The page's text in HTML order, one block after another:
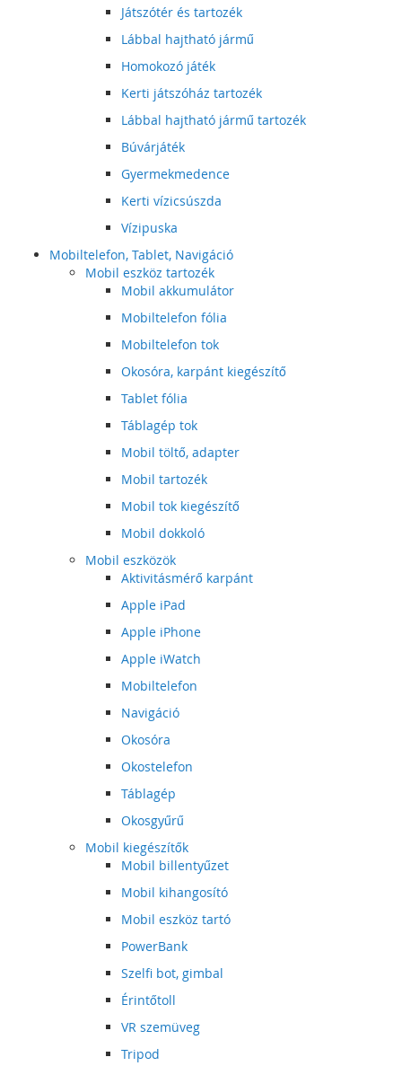
Játszótér és tartozék
Lábbal hajtható jármű
Homokozó játék
Kerti játszóház tartozék
Lábbal hajtható jármű tartozék
Búvárjáték
Gyermekmedence
Kerti vízicsúszda
Vízipuska
Mobiltelefon, Tablet, Navigáció
Mobil eszköz tartozék
Mobil akkumulátor
Mobiltelefon fólia
Mobiltelefon tok
Okosóra, karpánt kiegészítő
Tablet fólia
Táblagép tok
Mobil töltő, adapter
Mobil tartozék
Mobil tok kiegészítő
Mobil dokkoló
Mobil eszközök
Aktivitásmérő karpánt
Apple iPad
Apple iPhone
Apple iWatch
Mobiltelefon
Navigáció
Okosóra
Okostelefon
Táblagép
Okosgyűrű
Mobil kiegészítők
Mobil billentyűzet
Mobil kihangosító
Mobil eszköz tartó
PowerBank
Szelfi bot, gimbal
Érintőtoll
VR szemüveg
Tripod